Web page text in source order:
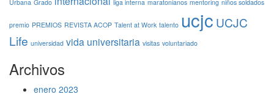
Urbana Grado liga interna maratonianos mentoring niños soldados
premio PREMIOS REVISTA ACOP Talent at Work talento ucjc UCJC
Life universidad vida universitaria visitas voluntariado
Archivos
enero 2023